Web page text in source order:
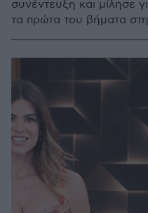
συνέντευξη και μίλησε
τα πρώτα του βήματα